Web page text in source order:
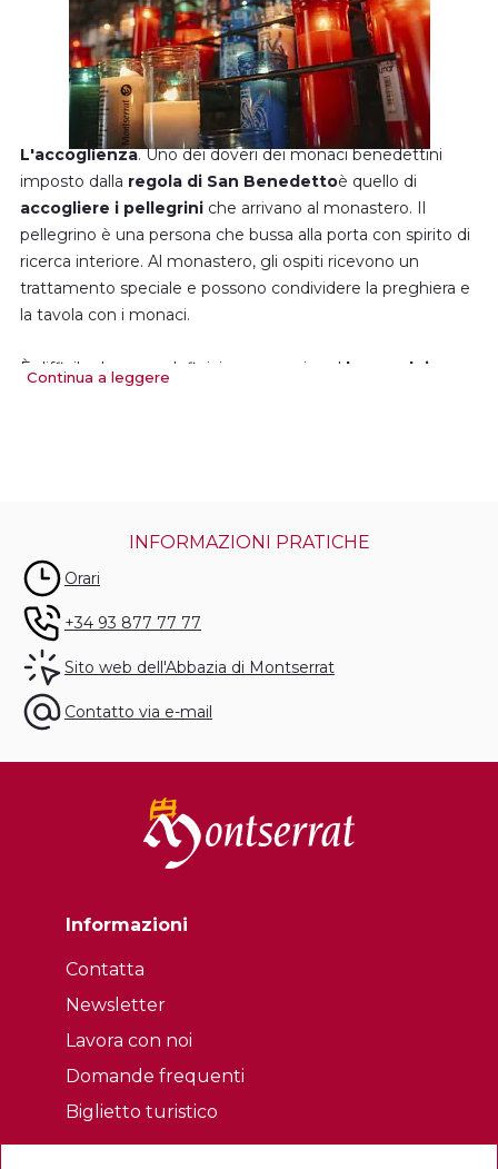
In questo modo, si cerca di dare vita a un ambiente di
preghiera durante tutto l'arco della giornata.
L'accoglienza. Uno dei doveri dei monaci benedettini
imposto dalla regola di San Benedettoè quello di
accogliere i pellegrini che arrivano al monastero. Il
pellegrino è una persona che bussa alla porta con spirito di
ricerca interiore. Al monastero, gli ospiti ricevono un
trattamento speciale e possono condividere la preghiera e
la tavola con i monaci.
È difficile dare una definizione generica al lavoro dei
Sono anche responsabili di svolgere le attività necessarie
per il buon funzionamento del monastero e del santuario:
la manutenzione dei giardini, la gestione della sagrestia,
dell'infermeria, dell'ospizio, ecc.
Continua a leggere
INFORMAZIONI PRATICHE
Orari
+34 93 877 77 77
Sito web dell'Abbazia di Montserrat
Contatto via e-mail
Informazioni
Contatta
Newsletter
Lavora con noi
Domande frequenti
Biglietto turistico